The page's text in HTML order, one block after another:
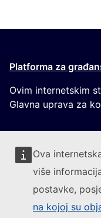
Ova
više
postavke,
na kojoj su
Platforma za
Ovim internetskim
Glavna uprava za
Pratite Europsku